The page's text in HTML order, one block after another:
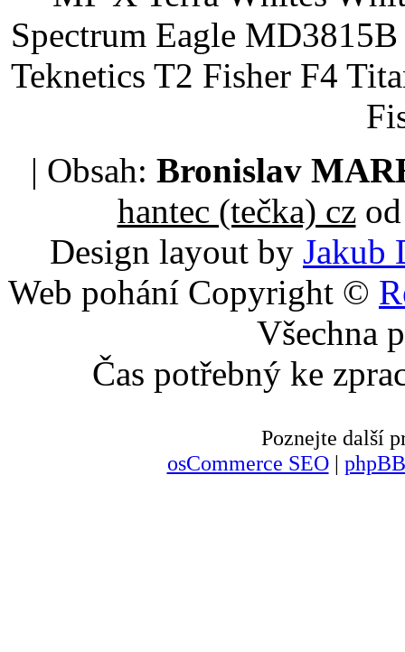
Spectrum Eagle
Teknetics T2 Fisher F4
| Obsah: Bronislav
hantec (tečka) czod
Design layout by Jakub
Web pohání Copyright ©
Všechna
Čas potřebný ke
Poznejte další
osCommerce SEO|